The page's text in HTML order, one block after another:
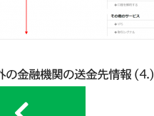
の金融機関の送金先情報 (4.)